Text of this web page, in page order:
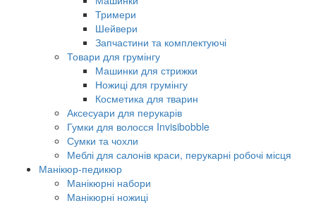
Тримери
Шейвери
Запчастини та комплектуючі
Товари для грумінгу
Машинки для стрижки
Ножиці для грумінгу
Косметика для тварин
Аксесуари для перукарів
Гумки для волосся Invisibobble
Сумки та чохли
Меблі для салонів краси, перукарні робочі місця
Манікюр-педикюр
Манікюрні набори
Манікюрні ножиці